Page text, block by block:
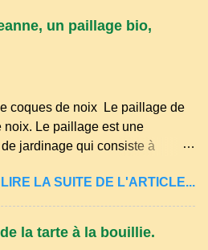
parmi les dialectes du nord-
on trouve des mots typiques
(s'accroupir) ou "aze"
aussi pour désigner quelqu'un
particulièrement du Puy-de-
: arbres de la famille...
un paillage bio,
coques de noix Le paillage de
noix. Le paillage est une
jardinage qui consiste à
minéraux ou synthétiques pour
et améliorer sa fertilité. Il
avantages : Réduction
: Le paillage limite
LIRE LA SUITE DE L'ARTICLE...
la tarte à la bouillie.